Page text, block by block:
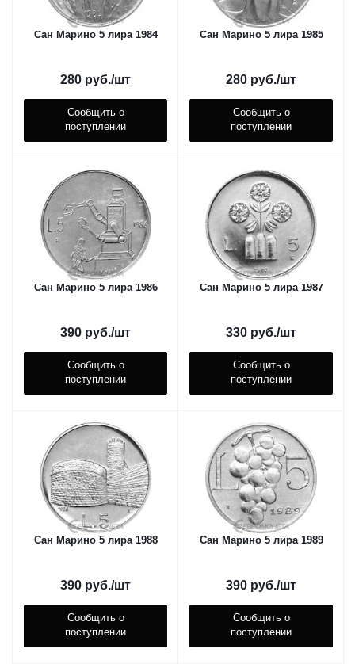
Сан Марино 5 лира 1984
280 руб./шт
Сообщить о
поступлении
Сан Марино 5 лира 1985
280 руб./шт
Сообщить о
поступлении
Сан Марино 5 лира 1986
390 руб./шт
Сообщить о
поступлении
Сан Марино 5 лира 1987
330 руб./шт
Сообщить о
поступлении
Сан Марино 5 лира 1988
390 руб./шт
Сообщить о
поступлении
Сан Марино 5 лира 1989
390 руб./шт
Сообщить о
поступлении